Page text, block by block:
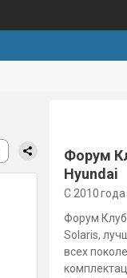
Форум
Hyundai
С 2010 года
Форум
Solaris,
всех